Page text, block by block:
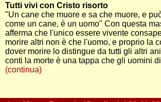
Tutti vivi con Cristo risorto
"Un cane che muore e sa che muore, e
come un cane, è un uomo" Con questa
afferma che l'unico essere vivente
morire altri non è che l'uomo, e proprio la
dover morire lo distingue da tutti gli altri
conti la morte è una tappa che gli uomini
(continua)